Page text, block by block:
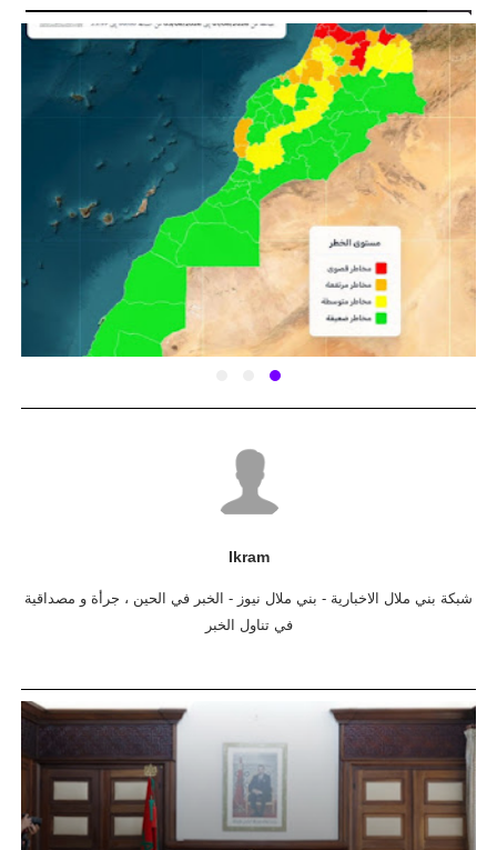
Ikram
شبكة بني ملال الاخبارية - بني ملال نيوز - الخبر في الحين ، جرأة و مصداقية
في تناول الخبر